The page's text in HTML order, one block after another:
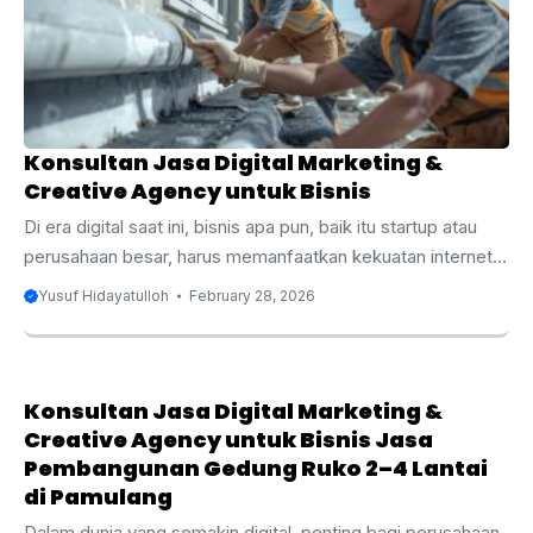
tersebut, persaingan untuk mendapatkan proyek konstruksi
gedung semakin ketat. Salah satu cara terbaik untuk
meningkatkan visibilitas dan daya saing bisnis Anda adalah
dengan memanfaatkan jasa digital ...
Konsultan Jasa Digital Marketing &
Creative Agency untuk Bisnis
Di era digital saat ini, bisnis apa pun, baik itu startup atau
perusahaan besar, harus memanfaatkan kekuatan internet
untuk menjangkau audiens yang lebih luas dan berpotensi
semakin kompetitif. Artikel ini akan mengupas tuntas
mengenai manfaat digital marketing dan creative agency
untuk bisnis Anda, serta bagaimana memilih konsultan yang
tepat. Apakah Anda baru memulai bisnis atau ingin
mengoptimalkan strategi ...
Yusuf Hidayatulloh February 28, 2026
Konsultan Jasa Digital Marketing &
Creative Agency untuk Bisnis Jasa
Pembangunan Gedung Ruko 2–4 Lantai
di Pamulang